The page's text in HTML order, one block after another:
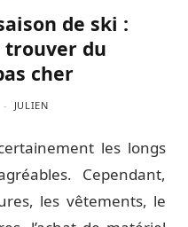
de ski :
trouver du
cher
JULIEN
les longs
Cependant,
les vêtements, le